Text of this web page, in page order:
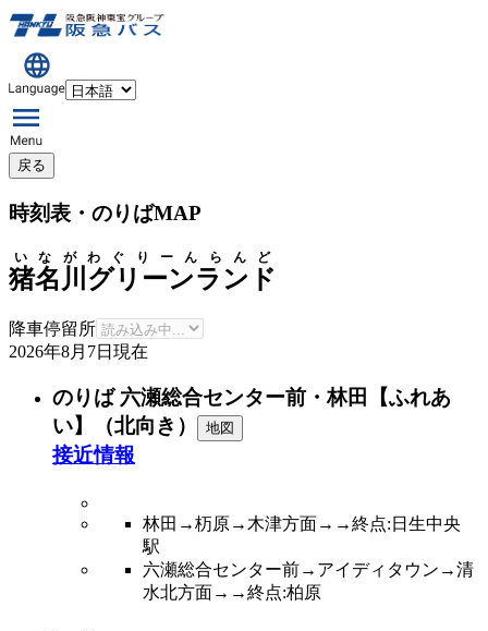
戻る
時刻表・のりばMAP
猪名川グリーンランド
いながわぐりーんらんど
降車停留所
2026年8月7日 現在
のりば 六瀬総合センター前・林田【ふれあ
い】（北向き）
地図
接近情報
林田→杤原→木津方面→→終点:日生中央
駅
六瀬総合センター前→アイディタウン→清
水北方面→→終点:柏原